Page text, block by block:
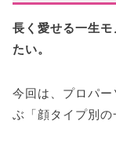
長く愛せる一生
たい。
今回は、プロパ
ぶ「顔タイプ別の